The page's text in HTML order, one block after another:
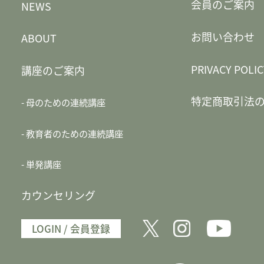
NEWS
ABOUT
講座のご案内
母のための連続講座
教育者のための連続講座
単発講座
カウンセリング
会員のご案内
お問い合わせ
PRIVACY
特定商取引法
LOGIN / 会員登録